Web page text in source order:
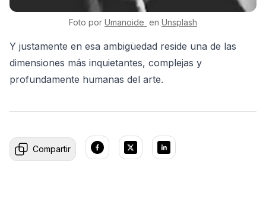
Foto por Umanoide en Unsplash
Y justamente en esa ambigüedad reside una de las
dimensiones más inquietantes, complejas y
profundamente humanas del arte.
Compartir